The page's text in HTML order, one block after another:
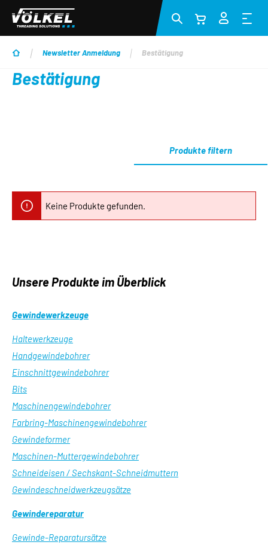
Zum Hauptinhalt springen
Newsletter Anmeldung Bestätigung
Bestätigung
Produkte filtern
Keine Produkte gefunden.
Unsere Produkte im Überblick
Gewindewerkzeuge
Haltewerkzeuge
Handgewindebohrer
Einschnittgewindebohrer
Bits
Maschinengewindebohrer
Farbring-Maschinengewindebohrer
Gewindeformer
Maschinen-Muttergewindebohrer
Schneideisen / Sechskant-Schneidmuttern
Gewindeschneidwerkzeugsätze
Gewindereparatur
Gewinde-Reparatursätze